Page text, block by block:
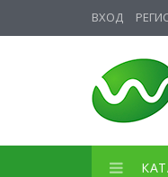
ВХОД